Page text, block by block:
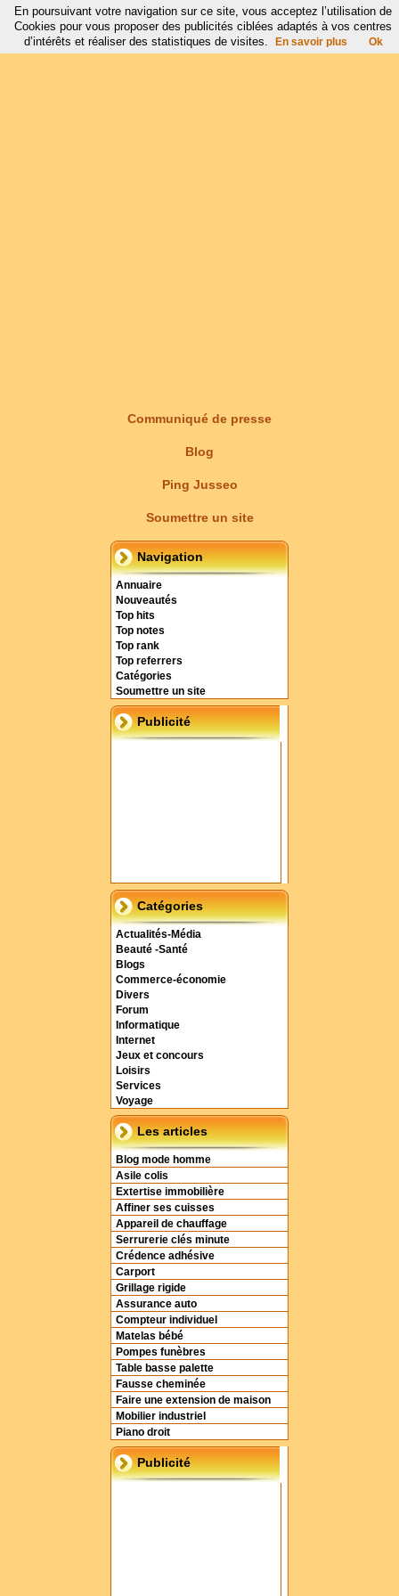
Communiqué de presse
Blog
Ping Jusseo
Soumettre un site
Navigation
Annuaire
Nouveautés
Top hits
Top notes
Top rank
Top referrers
Catégories
Soumettre un site
Publicité
Catégories
Actualités-Média
Beauté -Santé
Blogs
Commerce-économie
Divers
Forum
Informatique
Internet
Jeux et concours
Loisirs
Services
Voyage
Les articles
Blog mode homme
Asile colis
Extertise immobilière
Affiner ses cuisses
Appareil de chauffage
Serrurerie clés minute
Crédence adhésive
Carport
Grillage rigide
Assurance auto
Compteur individuel
Matelas bébé
Pompes funèbres
Table basse palette
Fausse cheminée
Faire une extension de maison
Mobilier industriel
Piano droit
Publicité
En poursuivant votre navigation sur ce site, vous acceptez l’utilisation de
Cookies pour vous proposer des publicités ciblées adaptés à vos centres
d’intérêts et réaliser des statistiques de visites.
En savoir plus Ok